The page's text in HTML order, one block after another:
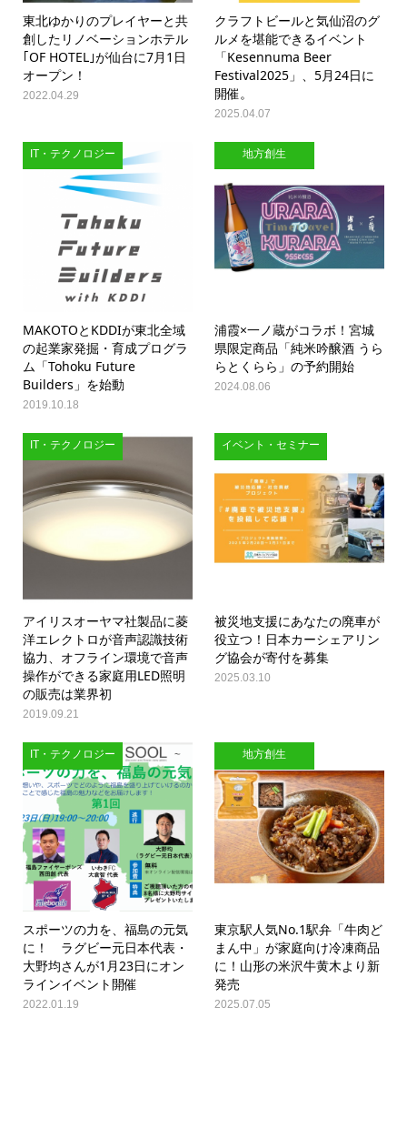
東北ゆかりのプレイヤーと共
創したリノベーションホテル
｢OF HOTEL｣が仙台に7月1日
オープン！
2022.04.29
クラフトビールと気仙沼のグ
ルメを堪能できるイベント
「Kesennuma Beer
Festival2025」、5月24日に
開催。
2025.04.07
IT・テクノロジー
MAKOTOとKDDIが東北全域
の起業家発掘・育成プログラ
ム「Tohoku Future
Builders」を始動
2019.10.18
地方創生
浦霞×一ノ蔵がコラボ！宮城
県限定商品「純米吟醸酒 うら
らとくらら」の予約開始
2024.08.06
IT・テクノロジー
アイリスオーヤマ社製品に菱
洋エレクトロが音声認識技術
協力、オフライン環境で音声
操作ができる家庭用LED照明
の販売は業界初
2019.09.21
イベント・セミナー
被災地支援にあなたの廃車が
役立つ！日本カーシェアリン
グ協会が寄付を募集
2025.03.10
IT・テクノロジー
スポーツの力を、福島の元気
に！ ラグビー元日本代表・
大野均さんが1月23日にオン
ラインイベント開催
2022.01.19
地方創生
東京駅人気No.1駅弁「牛肉ど
まん中」が家庭向け冷凍商品
に！山形の米沢牛黄木より新
発売
2025.07.05